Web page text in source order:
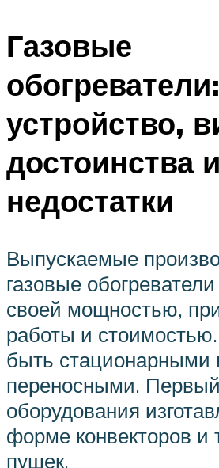
Газовые
обогреватели:
устройство,
достоинства и
недостатки
Выпускаемые
газовые
своей мощностью,
работы и
быть стационарными
переносными.
оборудования
форме конвекторов и
пушек.